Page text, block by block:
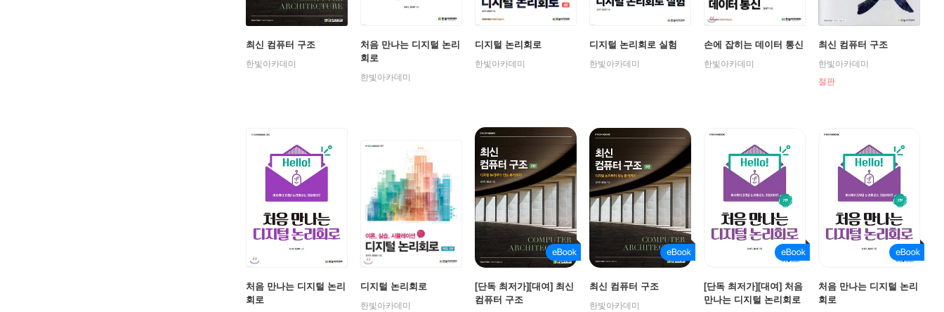
최신 컴퓨터 구조
한빛아카데미
처음 만나는 디지털 논리
회로
한빛아카데미
디지털 논리회로
한빛아카데미
디지털 논리회로 실험
한빛아카데미
손에 잡히는 데이터 통신
한빛아카데미
최신 컴퓨터 구조
한빛아카데미
절판
처음 만나는 디지털 논리
회로
디지털 논리회로
한빛아카데미
[단독 최저가][대여] 최신
컴퓨터 구조
최신 컴퓨터 구조
한빛아카데미
[단독 최저가][대여] 처음
만나는 디지털 논리회로
처음 만나는 디지털 논리
회로